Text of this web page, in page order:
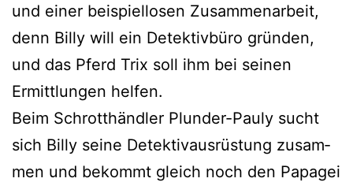
und einer bei­spiel­lo­sen Zusammenarbeit,
denn Billy will ein Detektivbüro grün­den,
und das Pferd Trix soll ihm bei sei­nen
Ermittlungen helfen.
Beim Schrotthändler Plunder-Pauly sucht
sich Billy sei­ne Detektivausrüstung zusam­
men und bekommt gleich noch den Papagei